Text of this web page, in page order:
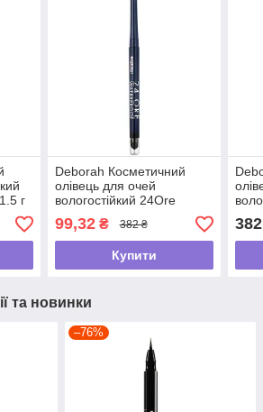
г
Deborah Косметичний
олівець для очей
вологостійкий 24Ore
Waterproof, 04 Blue, 1.5 г
99,32₴ 382 ₴
Купити
1.5 г
382
та новинки
–76%